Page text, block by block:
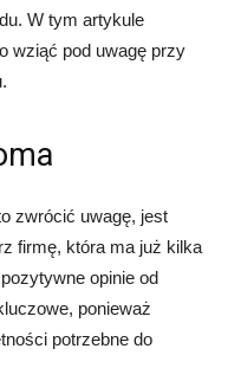
W tym artykule
wziąć pod uwagę przy
zwrócić uwagę, jest
firmę, która ma już kilka
opinie od
ponieważ
potrzebne do